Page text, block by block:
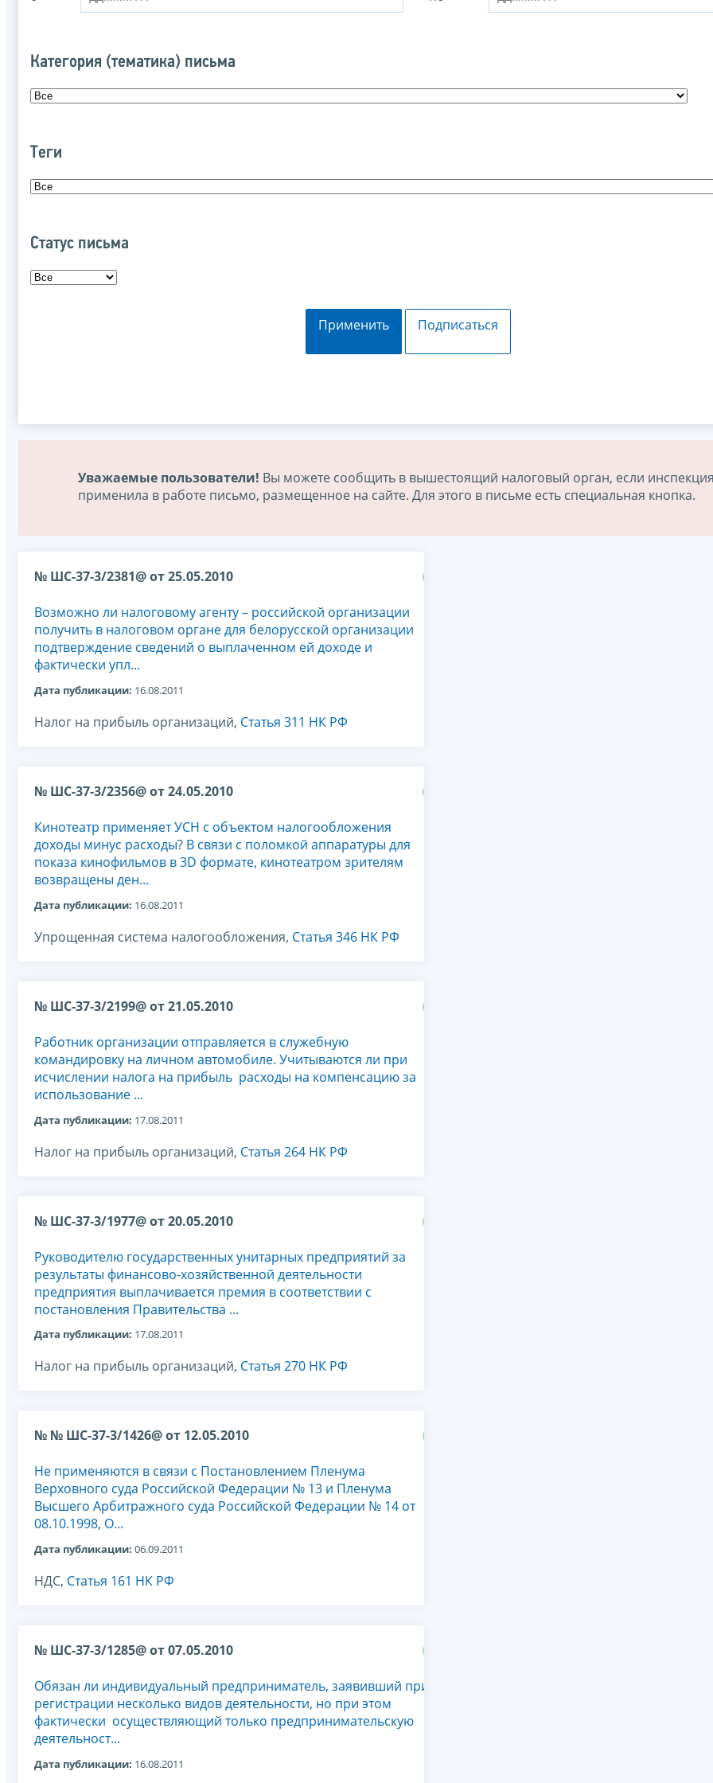
Категория (тематика) письма
Теги
Статус письма
Применить Подписаться
Уважаемые пользователи! Вы можете сообщить в вышестоящий налоговый орган, если
применила в работе письмо, размещенное на сайте. Для этого в письме есть специальная кнопка.
№ ШС-37-3/2381@ от 25.05.2010
Возможно ли налоговому агенту – российской организации
получить в налоговом органе для белорусской организации
подтверждение сведений о выплаченном ей доходе и
фактически упл...
Дата публикации: 16.08.2011
Налог на прибыль организаций, Статья 311 НК РФ
№ ШС-37-3/2356@ от 24.05.2010
Кинотеатр применяет УСН с объектом налогообложения
доходы минус расходы? В связи с поломкой аппаратуры для
показа кинофильмов в 3D формате, кинотеатром зрителям
возвращены ден...
Дата публикации: 16.08.2011
Упрощенная система налогообложения, Статья 346 НК РФ
№ ШС-37-3/2199@ от 21.05.2010
Работник организации отправляется в служебную
командировку на личном автомобиле. Учитываются ли при
исчислении налога на прибыль расходы на компенсацию за
использование ...
Дата публикации: 17.08.2011
Налог на прибыль организаций, Статья 264 НК РФ
№ ШС-37-3/1977@ от 20.05.2010
Руководителю государственных унитарных предприятий за
результаты финансово-хозяйственной деятельности
предприятия выплачивается премия в соответствии с
постановления Правительства ...
Дата публикации: 17.08.2011
Налог на прибыль организаций, Статья 270 НК РФ
№ № ШС-37-3/1426@ от 12.05.2010
Не применяются в связи с Постановлением Пленума
Верховного суда Российской Федерации № 13 и Пленума
Высшего Арбитражного суда Российской Федерации № 14 от
08.10.1998, О...
Дата публикации: 06.09.2011
НДС, Статья 161 НК РФ
№ ШС-37-3/1285@ от 07.05.2010
Обязан ли индивидуальный предприниматель, заявивший при
регистрации несколько видов деятельности, но при этом
фактически осуществляющий только предпринимательскую
деятельност...
Дата публикации: 16.08.2011